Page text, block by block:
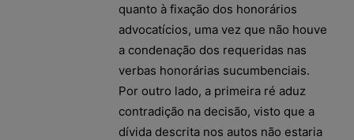
quanto à fixação dos honorários
advocatícios, uma vez que não houve
a condenação dos requeridas nas
verbas honorárias sucumbenciais.
Por outro lado, a primeira ré aduz
contradição na decisão, visto que a
dívida descrita nos autos não estaria